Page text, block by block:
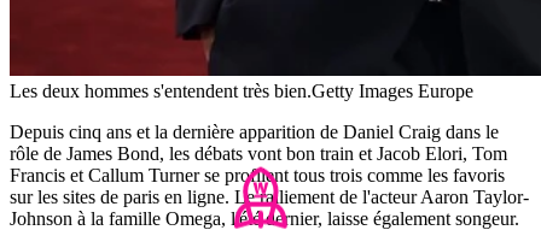
Les deux hommes s'entendent très bien.Getty Images Europe
Depuis cinq ans et la dernière apparition de Daniel Craig dans le
rôle de James Bond, les débats vont bon train et Jacob Elori, Tom
Francis et Callum Turner se profilent tous trois comme les favoris
sur les sites de paris en ligne. Le ralliement de l'acteur Aaron Taylor-
Johnson à la famille Omega, l'été dernier, laisse également songeur.